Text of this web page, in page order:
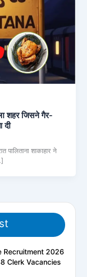
शहर जिसने गैर-
दी
पालिताना शाकाहार ने
Recruitment 2026
Clerk Vacancies